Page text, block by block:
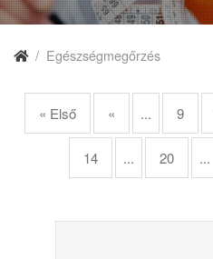
/ Egészségmegőrzés
« Első « ... 9
14 ... 20 ...